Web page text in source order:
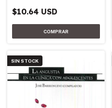
$10.64 USD
SIN STOCK